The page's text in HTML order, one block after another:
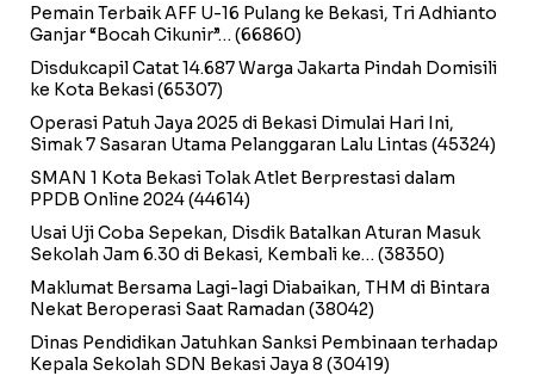
Pemain Terbaik AFF U-16 Pulang ke Bekasi, Tri Adhianto
Ganjar “Bocah Cikunir”… (66860)
Disdukcapil Catat 14.687 Warga Jakarta Pindah Domisili
ke Kota Bekasi(65307)
Operasi Patuh Jaya 2025 di Bekasi Dimulai Hari Ini,
Simak 7 Sasaran Utama Pelanggaran Lalu Lintas (45324)
SMAN 1 Kota Bekasi Tolak Atlet Berprestasi dalam
PPDB Online 2024(44614)
Usai Uji Coba Sepekan, Disdik Batalkan Aturan Masuk
Sekolah Jam 6.30 di Bekasi, Kembali ke… (38350)
Maklumat Bersama Lagi-lagi Diabaikan, THM di Bintara
Nekat Beroperasi Saat Ramadan (38042)
Dinas Pendidikan Jatuhkan Sanksi Pembinaan terhadap
Kepala Sekolah SDN Bekasi Jaya 8 (30419)